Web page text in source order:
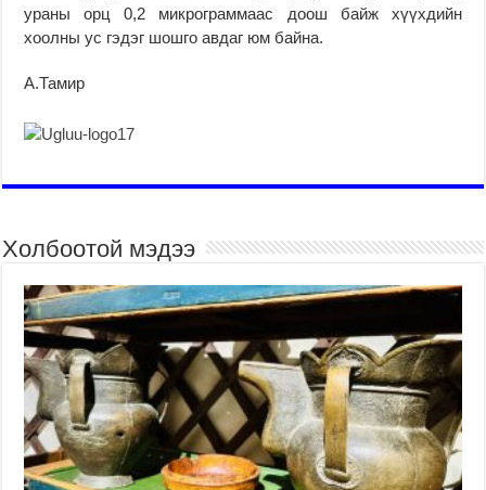
ураны орц 0,2 микрограммаас доош байж хүүхдийн
хоолны ус гэдэг шошго авдаг юм байна.
А.Тамир
Холбоотой мэдээ